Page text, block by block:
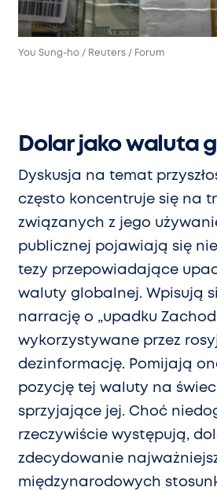
You Sung-ho / Reuters / Forum
Dolar jako waluta
Dyskusja na temat
często koncentruje się na
związanych z jego
publicznej pojawiają się
tezy przepowiadające
waluty globalnej. Wpisują
narrację o „upadku
wykorzystywane przez
dezinformację. Pomijają
pozycję tej waluty na
sprzyjające jej. Choć
rzeczywiście występują,
zdecydowanie
międzynarodowych